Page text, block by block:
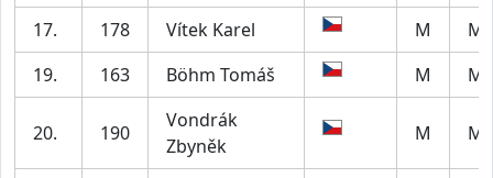
17.
178 Vítek Karel M
19.
163 Böhm Tomáš M
20. 190
Vondrák
Zbyněk
M